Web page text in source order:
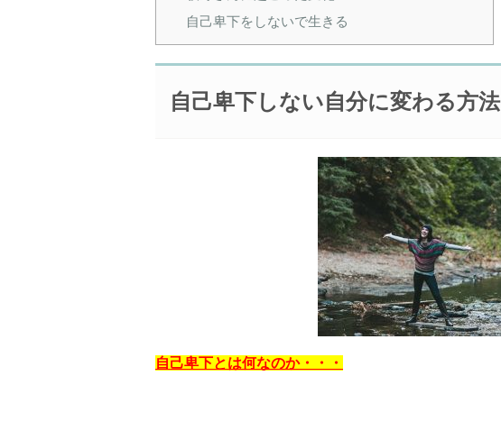
自己卑下をしないで生きる
自己卑下しない自分に変わる方法
自己卑下とは何なのか・・・